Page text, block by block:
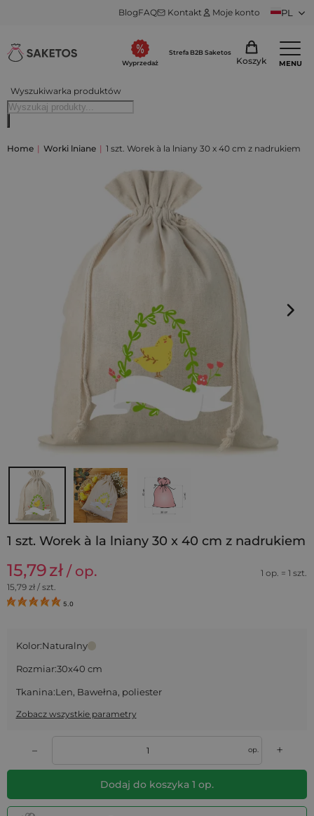
BlogFAQ Kontakt Moje konto PL
Wyszukiwarka produktów
Wyprzedaż
Strefa B2B Saketos
Koszyk MENU
Home | Worki lniane | 1 szt. Worek à la lniany 30 x 40 cm z nadrukiem
1 szt. Worek à la lniany 30 x 40 cm z nadrukiem
15,79zł / op.
1 op. = 1 szt.
15,79 zł / szt.
5.0
Kolor:Naturalny
Rozmiar:30x40 cm
Tkanina:Len, Bawełna, poliester
Zobacz wszystkie parametry
– op. +
Dodaj do koszyka 1 op.